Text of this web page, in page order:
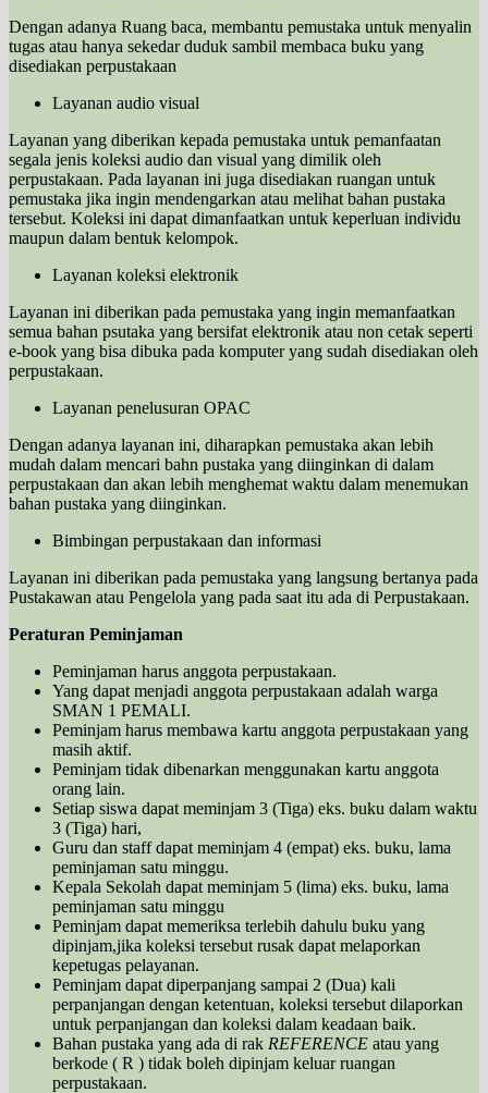
Dengan adanya Ruang baca, membantu pemustaka untuk menyalin
tugas atau hanya sekedar duduk sambil membaca buku yang
disediakan perpustakaan
Layanan audio visual
Layanan yang diberikan kepada pemustaka untuk pemanfaatan
segala jenis koleksi audio dan visual yang dimilik oleh
perpustakaan. Pada layanan ini juga disediakan ruangan untuk
pemustaka jika ingin mendengarkan atau melihat bahan pustaka
tersebut. Koleksi ini dapat dimanfaatkan untuk keperluan individu
maupun dalam bentuk kelompok.
Layanan koleksi elektronik
Layanan ini diberikan pada pemustaka yang ingin memanfaatkan
semua bahan psutaka yang bersifat elektronik atau non cetak seperti
e-book yang bisa dibuka pada komputer yang sudah disediakan oleh
perpustakaan.
Layanan penelusuran OPAC
Dengan adanya layanan ini, diharapkan pemustaka akan lebih
mudah dalam mencari bahn pustaka yang diinginkan di dalam
perpustakaan dan akan lebih menghemat waktu dalam menemukan
bahan pustaka yang diinginkan.
Bimbingan perpustakaan dan informasi
Layanan ini diberikan pada pemustaka yang langsung bertanya pada
Pustakawan atau Pengelola yang pada saat itu ada di Perpustakaan.
Peraturan Peminjaman
Peminjaman harus anggota perpustakaan.
Yang dapat menjadi anggota perpustakaan adalah warga
SMAN 1 PEMALI.
Peminjam harus membawa kartu anggota perpustakaan yang
masih aktif.
Peminjam tidak dibenarkan menggunakan kartu anggota
orang lain.
Setiap siswa dapat meminjam 3 (Tiga) eks. buku dalam waktu
3 (Tiga) hari,
Guru dan staff dapat meminjam 4 (empat) eks. buku, lama
peminjaman satu minggu.
Kepala Sekolah dapat meminjam 5 (lima) eks. buku, lama
peminjaman satu minggu
Peminjam dapat memeriksa terlebih dahulu buku yang
dipinjam,jika koleksi tersebut rusak dapat melaporkan
kepetugas pelayanan.
Peminjam dapat diperpanjang sampai 2 (Dua) kali
perpanjangan dengan ketentuan, koleksi tersebut dilaporkan
untuk perpanjangan dan koleksi dalam keadaan baik.
Bahan pustaka yang ada di rak REFERENCE atau yang
berkode ( R ) tidak boleh dipinjam keluar ruangan
perpustakaan.